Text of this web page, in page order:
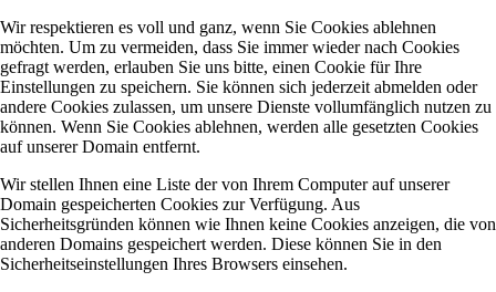
Wir respektieren es voll und ganz, wenn Sie Cookies ablehnen
möchten. Um zu vermeiden, dass Sie immer wieder nach Cookies
gefragt werden, erlauben Sie uns bitte, einen Cookie für Ihre
Einstellungen zu speichern. Sie können sich jederzeit abmelden oder
andere Cookies zulassen, um unsere Dienste vollumfänglich nutzen zu
können. Wenn Sie Cookies ablehnen, werden alle gesetzten Cookies
auf unserer Domain entfernt.
Wir stellen Ihnen eine Liste der von Ihrem Computer auf unserer
Domain gespeicherten Cookies zur Verfügung. Aus
Sicherheitsgründen können wie Ihnen keine Cookies anzeigen, die von
anderen Domains gespeichert werden. Diese können Sie in den
Sicherheitseinstellungen Ihres Browsers einsehen.